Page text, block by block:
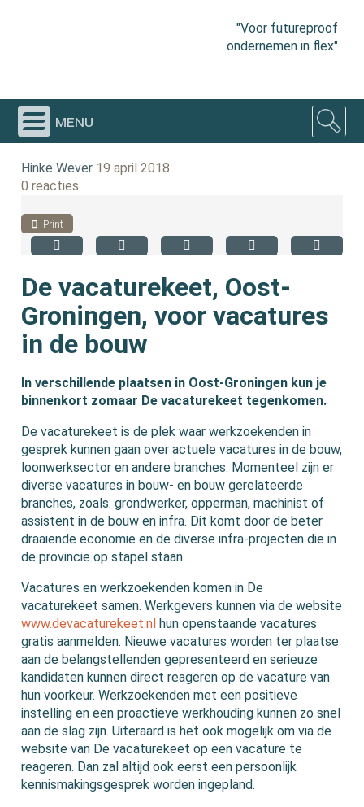
"Voor futureproof
ondernemen in flex"
menu
Hinke Wever 19 april 2018
0 reacties
Print
De vacaturekeet, Oost-
Groningen, voor vacatures
in de bouw
In verschillende plaatsen in Oost-Groningen kun je
binnenkort zomaar De vacaturekeet tegenkomen.
De vacaturekeet is de plek waar werkzoekenden in
gesprek kunnen gaan over actuele vacatures in de bouw,
loonwerksector en andere branches. Momenteel zijn er
diverse vacatures in bouw- en bouw gerelateerde
branches, zoals: grondwerker, opperman, machinist of
assistent in de bouw en infra. Dit komt door de beter
draaiende economie en de diverse infra-projecten die in
de provincie op stapel staan.
Vacatures en werkzoekenden komen in De
vacaturekeet samen. Werkgevers kunnen via de website
www.devacaturekeet.nl hun openstaande vacatures
gratis aanmelden. Nieuwe vacatures worden ter plaatse
aan de belangstellenden gepresenteerd en serieuze
kandidaten kunnen direct reageren op de vacature van
hun voorkeur. Werkzoekenden met een positieve
instelling en een proactieve werkhouding kunnen zo snel
aan de slag zijn. Uiteraard is het ook mogelijk om via de
website van De vacaturekeet op een vacature te
reageren. Dan zal altijd ook eerst een persoonlijk
kennismakingsgesprek worden ingepland.